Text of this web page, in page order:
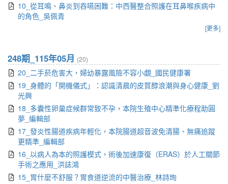
10_從耳鳴、鼻炎到吞嚥困難：中西醫整合照護在耳鼻喉疾病中
的角色_吳佩青
[更多]
248期_115年05月 (20)
20_二手菸危害大，婦幼暴露風險不容小覷_國民健康署
19_身體的「開機儀式」：認識清晨的皮質醇浪潮與身心健康_劉
光興
18_多囊性卵巢症候群常致不孕，本院生殖中心精準化療程助圓
夢_編輯部
17_發炎性腸道疾病年輕化，本院腸道超音波免清腸、無痛追蹤
更精準_編輯部
16_以病人為本的照護模式，術後加速康復（ERAS）於人工關節
手術之應用_洪誌鴻
15_胃什麼不舒服？胃食道逆流的中醫治療_林詩珣